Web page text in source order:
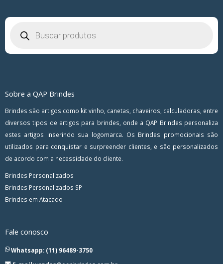
Sobre a QAP Brindes
Brindes são artigos como kit vinho, canetas, chaveiros, calculadoras, entre
diversos tipos de artigos para brindes, onde a QAP Brindes personaliza
estes artigos inserindo sua logomarca. Os Brindes promocionais são
utilizados para conquistar e surpreender clientes, e são personalizados
de acordo com a necessidade do cliente.
Brindes Personalizados
Brindes Personalizados SP
Brindes em Atacado
Fale conosco
Whatsapp: (11) 96489-3750